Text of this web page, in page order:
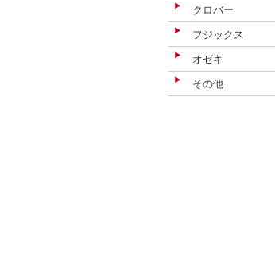
クロバー
フジックス
オゼキ
その他